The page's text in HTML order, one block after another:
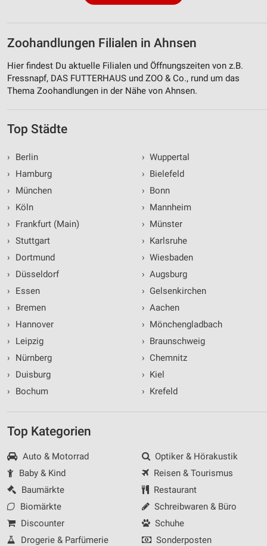
Zoohandlungen Filialen in Ahnsen
Hier findest Du aktuelle Filialen und Öffnungszeiten von z.B.
Fressnapf, DAS FUTTERHAUS und ZOO & Co., rund um das
Thema Zoohandlungen in der Nähe von Ahnsen.
Top Städte
›
Berlin
›
Hamburg
›
München
›
Köln
›
Frankfurt (Main)
› Stuttgart
›
Dortmund
›
Düsseldorf
›
Essen
›
Bremen
›
Hannover
›
Leipzig
›
Nürnberg
›
Duisburg
›
Bochum
› Wuppertal
› Bielefeld
› Bonn
› Mannheim
› Münster
› Karlsruhe
› Wiesbaden
› Augsburg
› Gelsenkirchen
› Aachen
› Mönchengladbach
› Braunschweig
› Chemnitz
› Kiel
› Krefeld
Top Kategorien
Auto & Motorrad
Baby & Kind
Baumärkte
Biomärkte
Discounter
Drogerie & Parfümerie
Optiker & Hörakustik
Reisen & Tourismus
Restaurant
Schreibwaren & Büro
Schuhe
Sonderposten